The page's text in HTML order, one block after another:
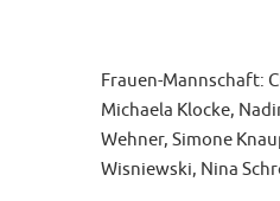
Frauen-Mannschaft:
Michaela Klocke,
Wehner, Simone
Wisniewski, Nina